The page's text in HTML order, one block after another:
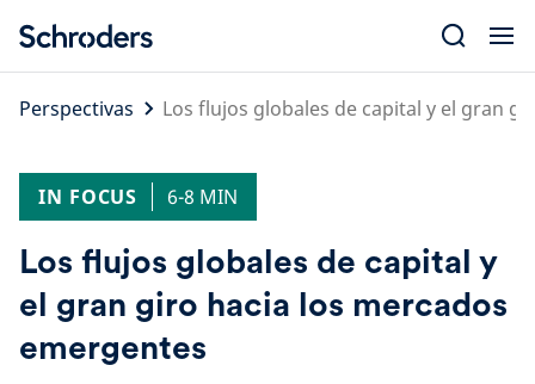
content
Perspectivas
Los flujos globales de capital y el gran
IN FOCUS 6-8 MIN
Los flujos globales de capital y
el gran giro hacia los mercados
emergentes